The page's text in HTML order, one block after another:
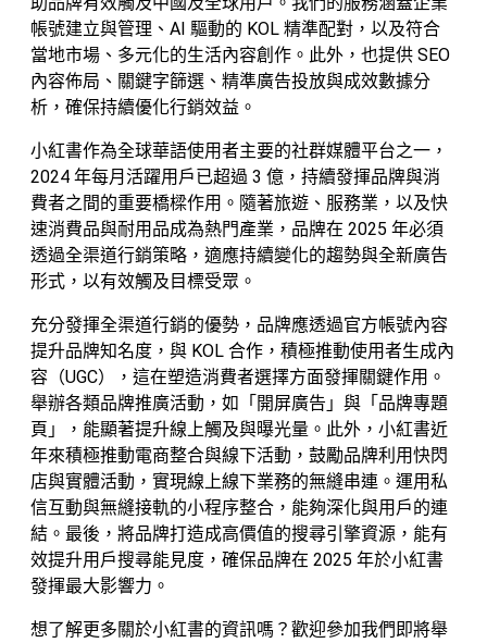
帳號建立與管理、AI 驅動的 KOL 精準配對，以及符合
當地市場、多元化的生活內容創作。此外，也提供 SEO
內容佈局、關鍵字篩選、精準廣告投放與成效數據分
析，確保持續優化行銷效益。
小紅書作為全球華語使用者主要的社群媒體平台之一，
2024 年每月活躍用戶已超過 3 億，持續發揮品牌與消
費者之間的重要橋樑作用。隨著旅遊、服務業，以及快
速消費品與耐用品成為熱門產業，品牌在 2025 年必須
透過全渠道行銷策略，適應持續變化的趨勢與全新廣告
形式，以有效觸及目標受眾。
充分發揮全渠道行銷的優勢，品牌應透過官方帳號內容
提升品牌知名度，與 KOL 合作，積極推動使用者生成內
容（UGC），這在塑造消費者選擇方面發揮關鍵作用。
舉辦各類品牌推廣活動，如「開屏廣告」與「品牌專題
頁」，能顯著提升線上觸及與曝光量。此外，小紅書近
年來積極推動電商整合與線下活動，鼓勵品牌利用快閃
店與實體活動，實現線上線下業務的無縫串連。運用私
信互動與無縫接軌的小程序整合，能夠深化與用戶的連
結。最後，將品牌打造成高價值的搜尋引擎資源，能有
效提升用戶搜尋能見度，確保品牌在 2025 年於小紅書
發揮最大影響力。
想了解更多關於小紅書的資訊嗎？歡迎參加我們即將舉